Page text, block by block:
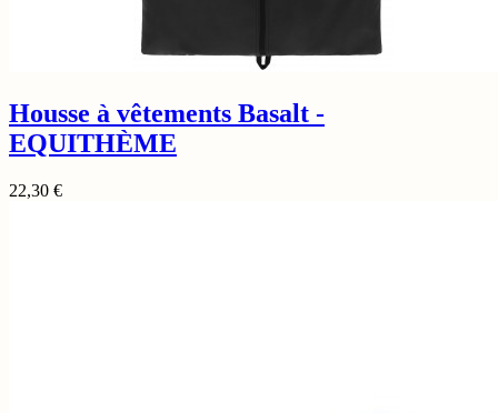
Housse à vêtements Basalt -
EQUITHÈME
22,30 €